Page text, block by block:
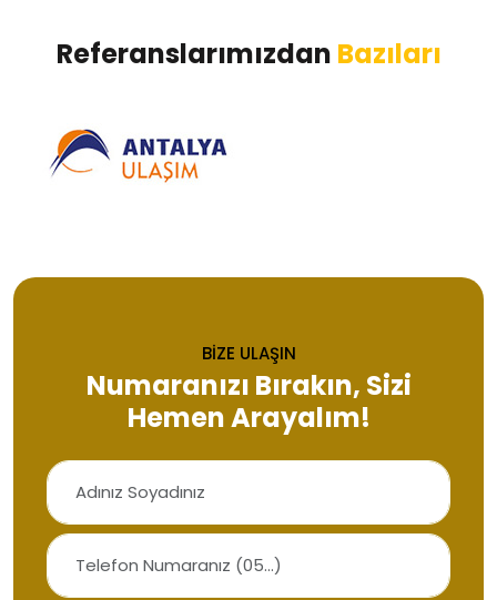
Referanslarımızdan Bazıları
BİZE ULAŞIN
Numaranızı Bırakın, Sizi
Hemen Arayalım!